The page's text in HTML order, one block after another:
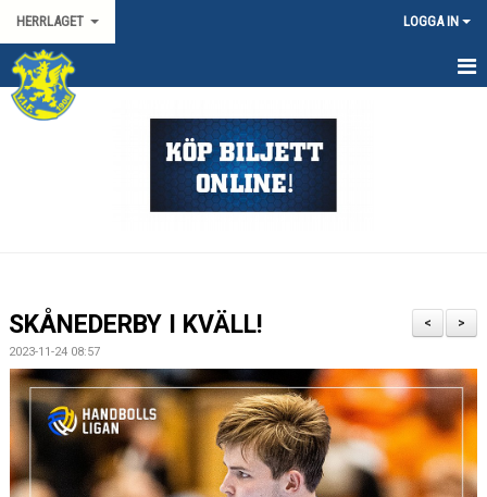
HERRLAGET LOGGA IN
HEM
SPORTGRUPP HERR
HANDBOLLSLIGAN HERR
SVENSKA CUPEN HERR
>
<
SKÅNEDERBY I KVÄLL!
2023-11-24 08:57